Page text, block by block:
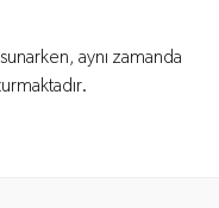
aynı zamanda